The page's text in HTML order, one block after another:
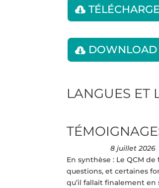
DOWNLOAD
LANGUES ET
8 juillet 2026
En synthèse : Le QCM
questions, et certaines
qu’il fallait finalement